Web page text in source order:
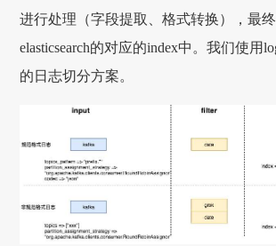
进行处理（字段提取、格式转换），最
elasticsearch的对应的index中。我们使用
的日志切分方案。